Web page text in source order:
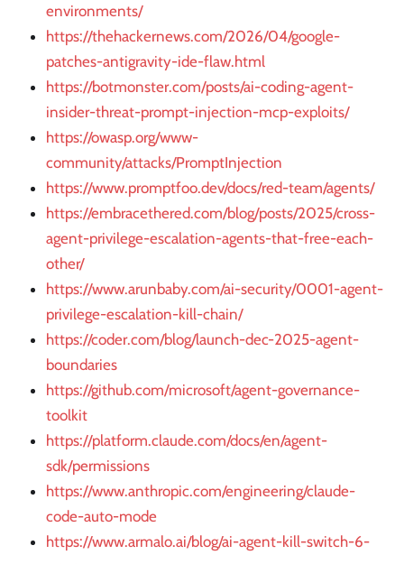
environments/
https://thehackernews.com/2026/04/google-
patches-antigravity-ide-flaw.html
https://botmonster.com/posts/ai-coding-agent-
insider-threat-prompt-injection-mcp-exploits/
https://owasp.org/www-
community/attacks/PromptInjection
https://www.promptfoo.dev/docs/red-team/agents/
https://embracethered.com/blog/posts/2025/cross-
agent-privilege-escalation-agents-that-free-each-
other/
https://www.arunbaby.com/ai-security/0001-agent-
privilege-escalation-kill-chain/
https://coder.com/blog/launch-dec-2025-agent-
boundaries
https://github.com/microsoft/agent-governance-
toolkit
https://platform.claude.com/docs/en/agent-
sdk/permissions
https://www.anthropic.com/engineering/claude-
code-auto-mode
https://www.armalo.ai/blog/ai-agent-kill-switch-6-